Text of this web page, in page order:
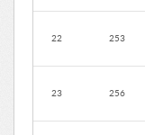
22 253
23 256